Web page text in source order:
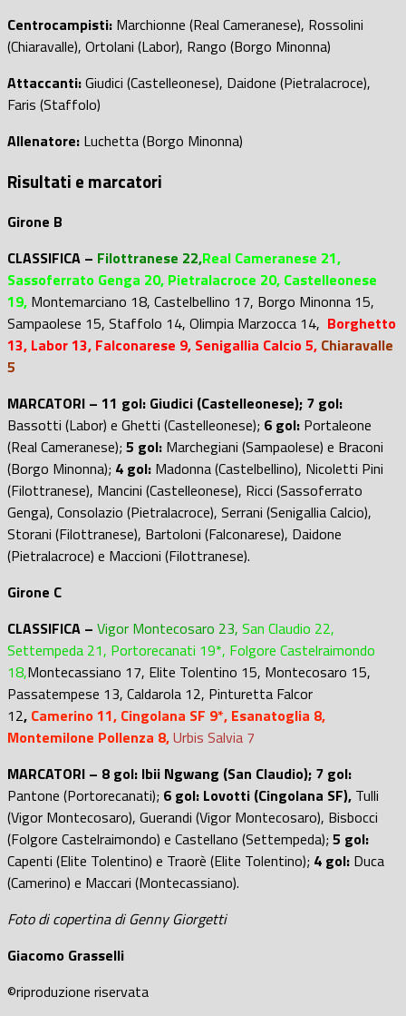
Centrocampisti: Marchionne (Real Cameranese), Rossolini
(Chiaravalle), Ortolani (Labor), Rango (Borgo Minonna)
Attaccanti:Giudici (Castelleonese), Daidone (Pietralacroce),
Faris (Staffolo)
Allenatore: Luchetta (Borgo Minonna)
Risultati e marcatori
Girone B
CLASSIFICA – Filottranese 22,Real Cameranese 21,
Sassoferrato Genga 20, Pietralacroce 20, Castelleonese
19, Montemarciano 18, Castelbellino 17, Borgo Minonna 15,
Sampaolese 15, Staffolo 14, Olimpia Marzocca 14, Borghetto
13, Labor 13, Falconarese 9, Senigallia Calcio 5, Chiaravalle
5
MARCATORI – 11 gol: Giudici (Castelleonese); 7 gol:
Bassotti (Labor) e Ghetti (Castelleonese); 6 gol: Portaleone
(Real Cameranese); 5 gol: Marchegiani (Sampaolese) e Braconi
(Borgo Minonna); 4 gol: Madonna (Castelbellino), Nicoletti Pini
(Filottranese), Mancini (Castelleonese), Ricci (Sassoferrato
Genga), Consolazio (Pietralacroce), Serrani (Senigallia Calcio),
Storani (Filottranese), Bartoloni (Falconarese), Daidone
(Pietralacroce) e Maccioni (Filottranese).
Girone C
CLASSIFICA – Vigor Montecosaro 23, San Claudio 22,
Settempeda 21, Portorecanati 19*, Folgore Castelraimondo
18,Montecassiano 17, Elite Tolentino 15, Montecosaro 15,
Passatempese 13, Caldarola 12, Pinturetta Falcor
12, Camerino 11, Cingolana SF 9*, Esanatoglia 8,
Montemilone Pollenza 8,Urbis Salvia 7
MARCATORI – 8 gol: Ibii Ngwang (San Claudio); 7 gol:
Pantone (Portorecanati); 6 gol: Lovotti (Cingolana SF), Tulli
(Vigor Montecosaro), Guerandi (Vigor Montecosaro), Bisbocci
(Folgore Castelraimondo) e Castellano (Settempeda); 5 gol:
Capenti (Elite Tolentino) e Traorè (Elite Tolentino); 4 gol: Duca
(Camerino) e Maccari (Montecassiano).
Foto di copertina di Genny Giorgetti
Giacomo Grasselli
©riproduzione riservata